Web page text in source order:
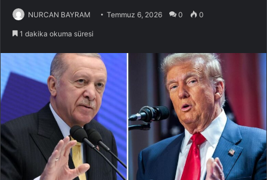
NURCAN BAYRAM Temmuz 6, 2026 0 0
1 dakika okuma süresi